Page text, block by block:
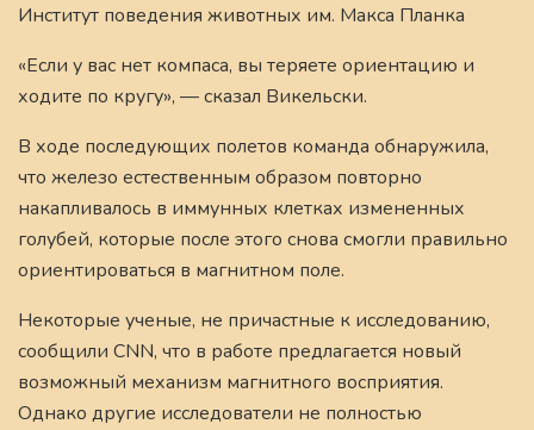
Институт поведения животных им. Макса Планка
«Если у вас нет компаса, вы теряете ориентацию и
ходите по кругу», — сказал Викельски.
В ходе последующих полетов команда обнаружила,
что железо естественным образом повторно
накапливалось в иммунных клетках измененных
голубей, которые после этого снова смогли правильно
ориентироваться в магнитном поле.
Некоторые ученые, не причастные к исследованию,
сообщили CNN, что в работе предлагается новый
возможный механизм магнитного восприятия.
Однако другие исследователи не полностью